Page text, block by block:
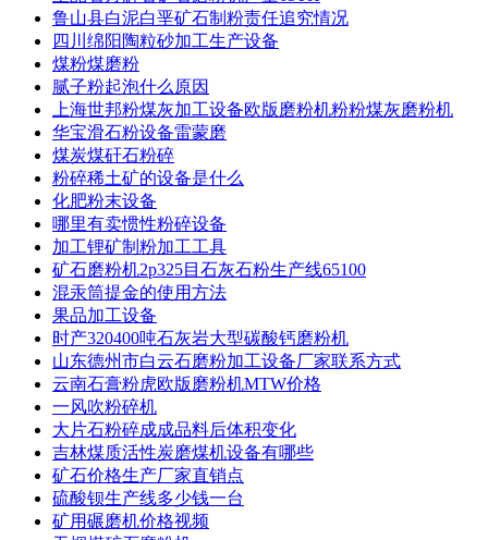
鲁山县白泥白垩矿石制粉责任追究情况
四川绵阳陶粒砂加工生产设备
煤粉煤磨粉
腻子粉起泡什么原因
上海世邦粉煤灰加工设备欧版磨粉机粉粉煤灰磨粉机
华宝滑石粉设备雷蒙磨
煤炭煤矸石粉碎
粉碎稀土矿的设备是什么
化肥粉末设备
哪里有卖惯性粉碎设备
加工锂矿制粉加工工具
矿石磨粉机2p325目石灰石粉生产线65100
混汞筒提金的使用方法
果品加工设备
时产320400吨石灰岩大型碳酸钙磨粉机
山东德州市白云石磨粉加工设备厂家联系方式
云南石膏粉虎欧版磨粉机MTW价格
一风吹粉碎机
大片石粉碎成成品料后体积变化
吉林煤质活性炭磨煤机设备有哪些
矿石价格生产厂家直销点
硫酸钡生产线多少钱一台
矿用碾磨机价格视频